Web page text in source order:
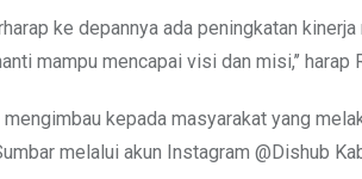
ke depannya ada peningkatan
mampu mencapai visi dan misi,’’ harap
kepada masyarakat yang
melalui akun Instagram @Dishub